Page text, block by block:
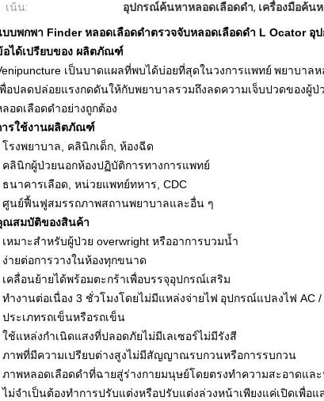
เน้น: อุปกรณ์ค้นหาหลอดเลือดดำ, เครื่องมือค้น
บบพกพา Finder หลอดเลือดดำตรวจจับหลอดเลือดดำ L Ocator อุ
ได้เปรียบของ ผลิตภัณฑ์
เป็นบาดแผลที่พบได้บ่อยที่สุดในวงการแพทย์ พยาบาลห
พื่อปลดปล่อยแรงกดดันให้กับพยาบาลรวมถึงลดความเจ็บปวดของผู้
อดเลือดดำอย่างถูกต้อง
ารใช้งานผลิตภัณฑ์
โรงพยาบาล, คลินิกเด็ก, ห้องฉีด
คลินิกผู้ป่วยนอกห้องปฏิบัติการทางการแพทย์
ธนาคารเลือด, หน่วยแพทย์ทหาร, CDC
ศูนย์ฟื้นฟูสมรรถภาพสถานพยาบาลและอื่น ๆ
ณสมบัติของสินค้า
เหมาะสำหรับผู้ป่วย overwright หรืออาการบวมน้ำ
ง่ายต่อการวางในห้องทุกขนาด
เคลื่อนย้ายได้พร้อมตะกร้าเพื่อบรรจุอุปกรณ์เสริม
ทำงานต่อเนื่อง 3 ชั่วโมงโดยไม่มีแหล่งจ่ายไฟ อุปกรณ์แปลงไฟ AC /
ประเภทรถเข็นหรือรถเข็น
ใช้แหล่งกำเนิดแสงที่ปลอดภัยไม่มีเลเซอร์ไม่มีรังสี
ภาพที่มีความเปรียบต่างสูงไม่มีสัญญาณรบกวนหรือการรบกวน
ภาพหลอดเลือดดำที่ฉายสู่ร่างกายมนุษย์โดยตรงทำความสะอาดและ
ไม่จำเป็นต้องทำการปรับแต่งหรือปรับแต่งล่วงหน้าเพียงแค่เปิดเพื่อแ